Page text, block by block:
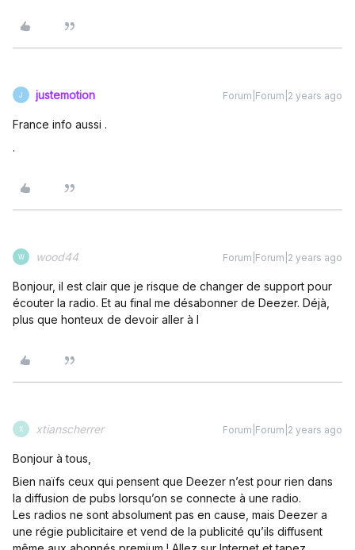
J justemotion Forum|Forum|2 years ago
France info aussi .
.
W wood44 Forum|Forum|2 years ago
Bonjour, il est clair que je risque de changer de support pour
écouter la radio. Et au final me désabonner de Deezer. Déjà,
plus que honteux de devoir aller à l
X xtianscherrer Forum|Forum|2 years ago
Bonjour à tous,
Bien naïfs ceux qui pensent que Deezer n’est pour rien dans
la diffusion de pubs lorsqu’on se connecte à une radio.
Les radios ne sont absolument pas en cause, mais Deezer a
une régie publicitaire et vend de la publicité qu’ils diffusent